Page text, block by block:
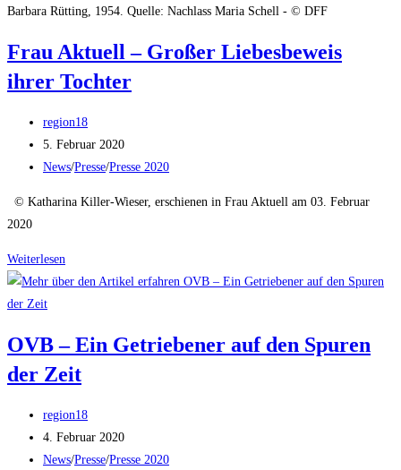
Kino
Reichenhall
–
Loibl.
Barbara Rütting, 1954. Quelle: Nachlass Maria Schell - © DFF
Frau Aktuell – Großer Liebesbeweis
ihrer Tochter
Beitrags-
Autor:
region18
Beitrag
veröffentlicht:
5. Februar 2020
Beitrags-
News/Presse/Presse 2020
© Katharina Killer-Wieser, erschienen in Frau Aktuell am 03. Februar
2020
Weiterlesen
Aktuell
Liebesbeweis
ihrer
OVB – Ein Getriebener auf den Spuren
der Zeit
Beitrags-
Autor:
region18
Beitrag
veröffentlicht:
4. Februar 2020
Beitrags-
News/Presse/Presse 2020